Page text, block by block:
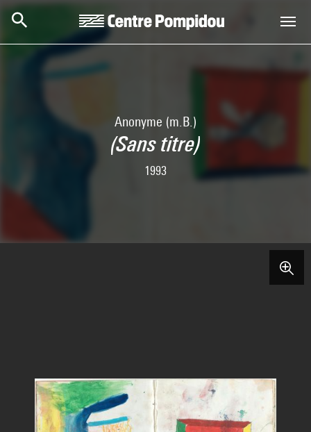
Skip to main content
Centre Pompidou
Anonyme (m.B.)
(Sans titre)
1993